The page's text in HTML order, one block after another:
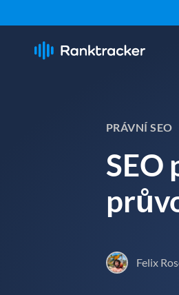
PRÁVNÍ SEO
SEO
Felix